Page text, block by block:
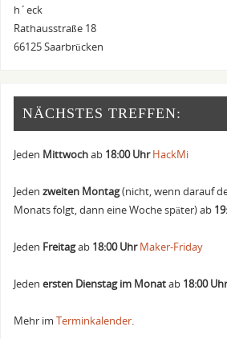
h´eck
Rathausstraße 18
66125 Saarbrücken
NÄCHSTES TREFFEN:
Jeden Mittwochab 18:00 Uhr HackMi
Jedenzweiten Montag(nicht, wenn darauf
Monats folgt, dann eine Woche später) ab
Jeden Freitagab 18:00 Uhr Maker-Friday
Jedenersten Dienstag im Monatab 18:00
Mehr imTerminkalender.